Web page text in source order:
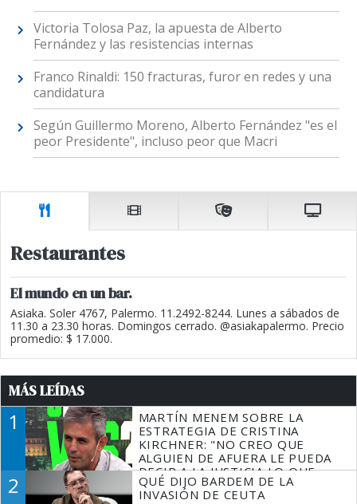
Victoria Tolosa Paz, la apuesta de Alberto
Fernández y las resistencias internas
Franco Rinaldi: 150 fracturas, furor en redes y una
candidatura
Según Guillermo Moreno, Alberto Fernández "es el
peor Presidente", incluso peor que Macri
Restaurantes
El mundo en un bar.
Asiaka. Soler 4767, Palermo. 11.2492-8244. Lunes a sábados de
11.30 a 23.30 horas. Domingos cerrado. @asiakapalermo. Precio
promedio: $ 17.000.
MÁS LEÍDAS
1
MARTÍN MENEM SOBRE LA
ESTRATEGIA DE CRISTINA
KIRCHNER: "NO CREO QUE
ALGUIEN DE AFUERA LE PUEDA
DECIR A LA JUSTICIA LO QUE
TIENE QUE HACER"
2
QUÉ DIJO BARDEM DE LA
INVASIÓN DE CEUTA